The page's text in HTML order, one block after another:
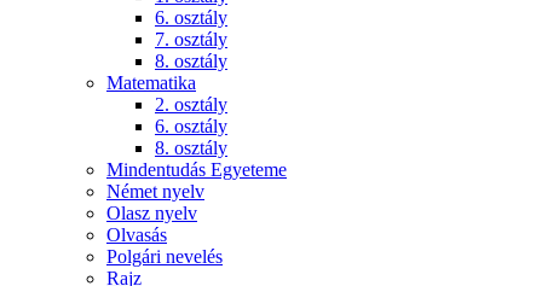
6. osztály
7. osztály
8. osztály
Matematika
2. osztály
6. osztály
8. osztály
Mindentudás Egyeteme
Német nyelv
Olasz nyelv
Olvasás
Polgári nevelés
Rajz